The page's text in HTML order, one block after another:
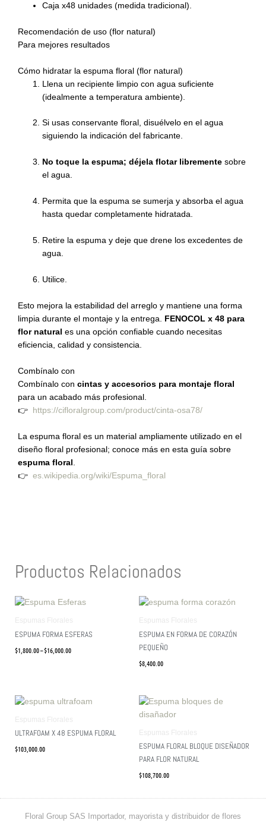
Caja x48 unidades (medida tradicional).
Recomendación de uso (flor natural)
Para mejores resultados
Cómo hidratar la espuma floral (flor natural)
Llena un recipiente limpio con agua suficiente
(idealmente a temperatura ambiente).
Si usas conservante floral, disuélvelo en el agua
siguiendo la indicación del fabricante.
No toque la espuma; déjela flotar libremente sobre
el agua.
Permita que la espuma se sumerja y absorba el agua
hasta quedar completamente hidratada.
Retire la espuma y deje que drene los excedentes de
agua.
Utilice.
Esto mejora la estabilidad del arreglo y mantiene una forma
limpia durante el montaje y la entrega.
FENOCOL x 48 para
flor natural es una opción confiable cuando necesitas
eficiencia, calidad y consistencia.
Combínalo con
Combínalo con cintas y accesorios para montaje floral
para un acabado más profesional.
👉 https://cifloralgroup.com/product/cinta-osa78/
La espuma floral es un material ampliamente utilizado en el
diseño floral profesional; conoce más en esta guía sobre
espuma floral
👉 es.wikipedia.org/wiki/Espuma_floral
Productos Relacionados
Espumas Florales
ESPUMA FORMA ESFERAS
$1,800.00–$16,000.00
Price
$1,800.00
through
$16,000.00
Espumas Florales
ESPUMA EN FORMA DE CORAZÓN
PEQUEÑO
$8,400.00
Espumas Florales
ULTRAFOAM X 48 ESPUMA FLORAL
$103,000.00
Espumas Florales
ESPUMA FLORAL BLOQUE DISEÑADOR
PARA FLOR NATURAL
$108,700.00
Floral Group SAS Importador, mayorista y distribuidor de flores